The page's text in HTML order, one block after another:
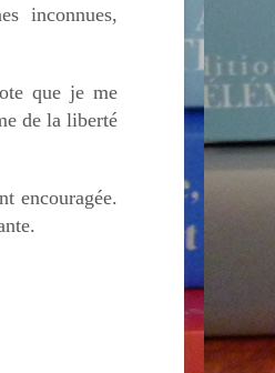
inconnues,
que je me
de la liberté
encouragée.